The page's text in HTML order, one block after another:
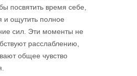
посвятить время себе,
и ощутить полное
сил. Эти моменты не
расслаблению,
общее чувство